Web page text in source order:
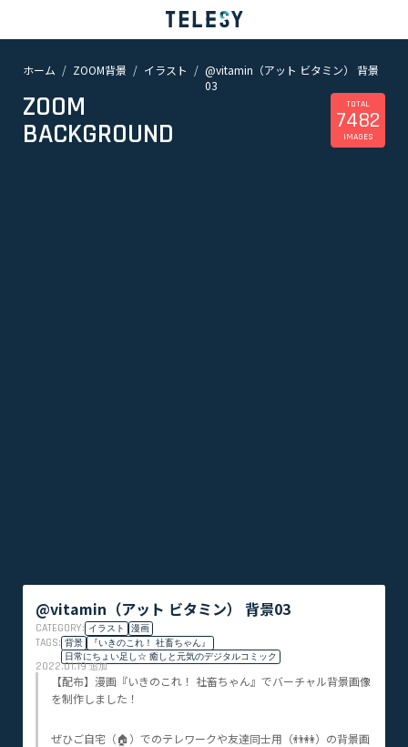
ホーム
TELESYについて
ホーム ZOOM背景 イラスト
@vitamin（アット ビタミン） 背景
03
ZOOM
BACKGROUND
TOTAL
7482
IMAGES
@vitamin（アット ビタミン） 背景03
CATEGORY: イラスト 漫画
TAGS: 背景
『いきのこれ！ 社畜ちゃん』
日常にちょい足し☆ 癒しと元気のデジタルコミック
2022.01.19追加
【配布】漫画『いきのこれ！ 社畜ちゃん』でバーチャル背景画像
を制作しました！
ぜひご自宅（🏠）でのテレワークや友達同士用（👬👭）の背景画